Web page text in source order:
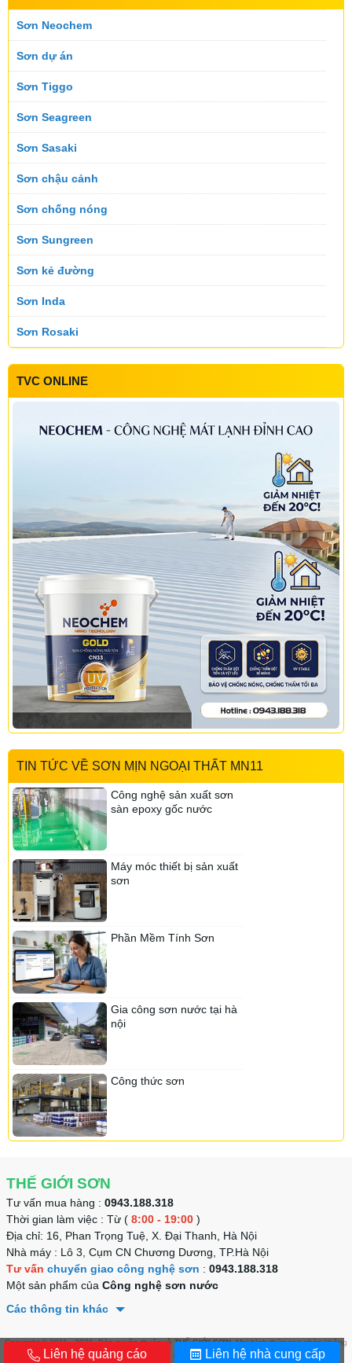
Sơn Sumika
Sơn Topnex
Sơn Velar Sơn Vinastar Sơn Koner
Sơn GLC Nano
Sơn Josenlux Sơn Seacool Sơn Topping
Sơn Kamax
Sơn Kansai Sơn Neomax Sơn Rainbow
Sơn Sika Sơn Thế Kỷ
Sơn Sport Sơn Valspar Sơn Venusia
Sơn Pasco Sơn Wap Sơn Zikon
Sơn Inda
Sơn Koryo
Sơn Suposhield
Sơn Roofing
Sơn Ase
Sơn Lotte Sơn Kojada
Sơn Daika Sơn Tacata Sơn Tacata
Sơn Bewin Sơn Senpec Sơn Neider
Sơn Neochem
Sơn dự án
Sơn Tiggo
Sơn Seagreen
Sơn Sasaki
Sơn chậu cảnh
Sơn chống nóng
Sơn Sungreen
Sơn kẻ đường
Sơn Inda
Sơn Rosaki
Sơn Daika
Sơn Bluezone
Sơn Nanosilk
Sơn Nano max
Sơn Bewin
Aji Paint
Sơn goldsilk
Sơn Sasaki
Sơn Pspaint
Sơn The thunder
Sơn Koryo
Sơn DHK
Sơn Tacata
Sơn Nanogold
Sơn Fujisu
Sơn Linviss
Sơn Kojada
Sơn ialech
Sơn Onpex
Sơn Navy
Sơn Chemtec
Sơn Vippotex
Sơn Lotte
Sơn Neider
Sơn Okiwa
Sơn Vinashield
Sơn Nanofa
Sơn Nippon
TVC ONLINE
TIN TỨC VỀ SƠN MỊN NGOẠI THẤT MN11
Công nghệ sản xuất sơn
sàn epoxy gốc nước
Máy móc thiết bị sản xuất
sơn
Phần Mềm Tính Sơn
Gia công sơn nước tại hà
nội
Công thức sơn
THẾ GIỚI SƠN
Tư vấn mua hàng : 0943.188.318
Thời gian làm việc : Từ ( 8:00 - 19:00 )
Địa chỉ: 16, Phan Trọng Tuệ, X. Đại Thanh, Hà Nội
Nhà máy : Lô 3, Cụm CN Chương Dương, TP.Hà Nội
Tư vấn chuyển giao công nghệ sơn : 0943.188.318
Một sản phẩm của Công nghệ sơn nước
Các thông tin khác
Copyright © 2011 - 2021. Bản quyền thuộc về THẾ GIỚI SƠN. Mọi hình thức sao chép không
xin phép đều bị nghiêm cấm.
Liên hệ quảng cáo Liên hệ nhà cung cấp